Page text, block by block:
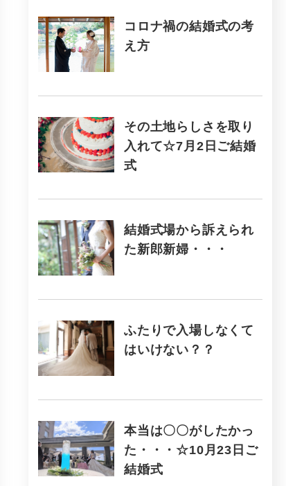
コロナ禍の結婚式の考
え方
その土地らしさを取り
入れて☆7月2日ご結婚
式
結婚式場から訴えられ
た新郎新婦・・・
ふたりで入場しなくて
はいけない？？
本当は〇〇がしたかっ
た・・・☆10月23日ご
結婚式